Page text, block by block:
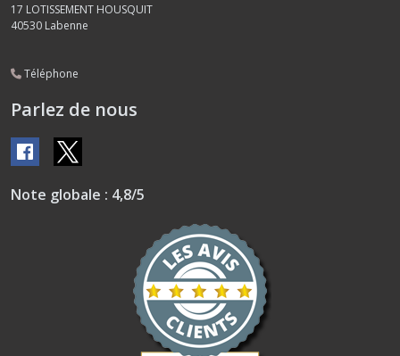
17 LOTISSEMENT HOUSQUIT
40530 Labenne
Téléphone
Parlez de nous
Note globale : 4,8/5